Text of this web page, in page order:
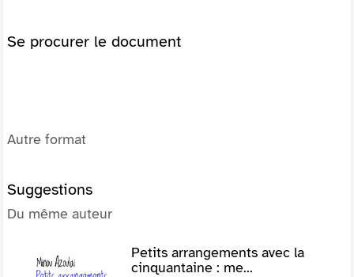
Se procurer le document
Autre format
Suggestions
Du même auteur
Petits arrangements avec la
cinquantaine : me...